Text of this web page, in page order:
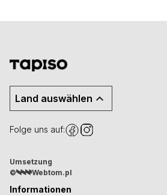
Land auswählen
Folge uns auf:
Umsetzung
©
Webtom.pl
Informationen